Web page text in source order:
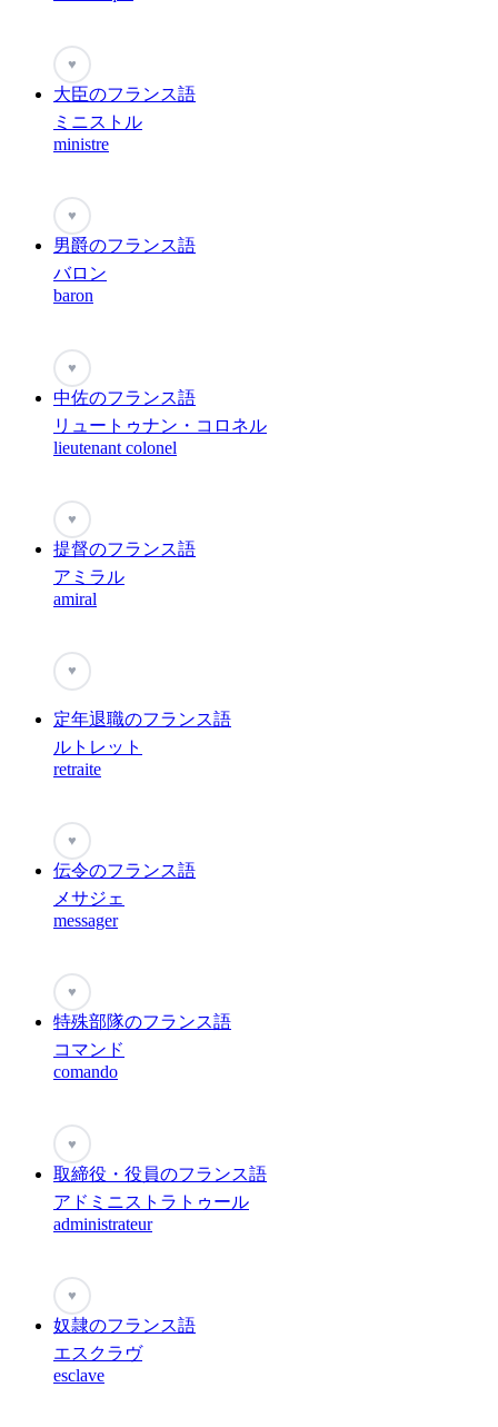
♥
大臣のフランス語
ミニストル
ministre
♥
男爵のフランス語
バロン
baron
♥
中佐のフランス語
リュートゥナン・コロネル
lieutenant colonel
♥
提督のフランス語
アミラル
amiral
♥
定年退職のフランス語
ルトレット
retraite
♥
伝令のフランス語
メサジェ
messager
♥
特殊部隊のフランス語
コマンド
comando
♥
取締役・役員のフランス語
アドミニストラトゥール
administrateur
♥
奴隷のフランス語
エスクラヴ
esclave